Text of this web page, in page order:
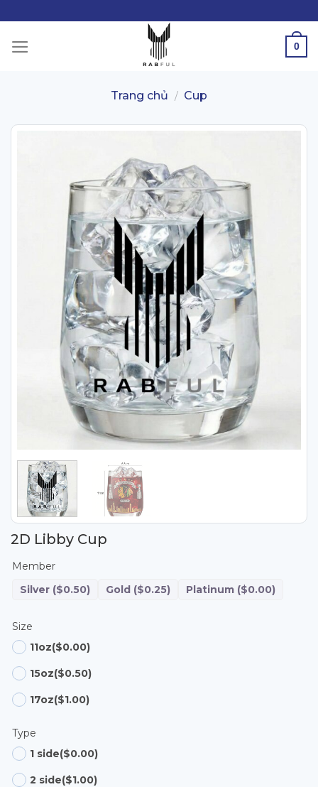
to
content
0
Trang chủ / Cup
2D Libby Cup
Member
Silver ($0.50) Gold ($0.25) Platinum ($0.00)
Size
11oz($0.00)
15oz($0.50)
17oz($1.00)
Type
1 side($0.00)
2 side($1.00)